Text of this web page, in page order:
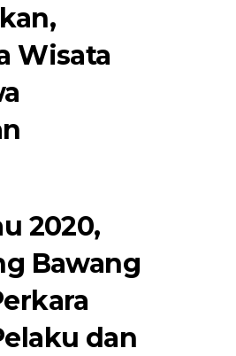
Wisata
2020,
Bawang
dan